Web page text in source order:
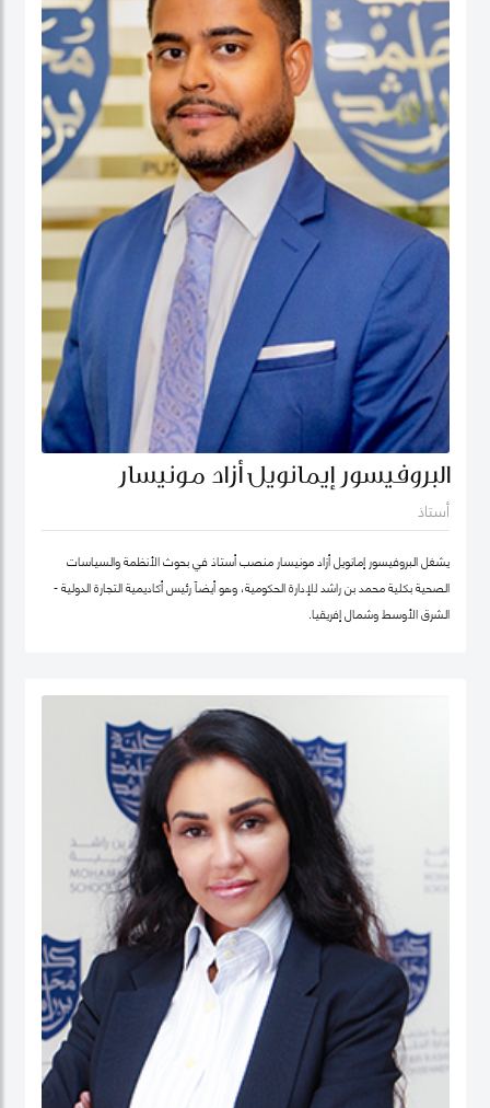
وتنفيذ العديد من برامج التدريب للحكومة الاتحادية بما في ذلك مجالات التفكير
الاستراتيجي والإدارة القائمة على النتائج تحت بند تنفيذ البرامج الحكومية والسياسات
العامة.
البروفيسور إيمانويل أزاد مونيسار
أستاذ
يشغل البروفيسور إمانويل أزاد مونيسار منصب أستاذ في بحوث الأنظمة والسياسات
الصحية بكلية محمد بن راشد للإدارة الحكومية، وهو أيضاً رئيس أكاديمية التجارة الدولية -
الشرق الأوسط وشمال إفريقيا.